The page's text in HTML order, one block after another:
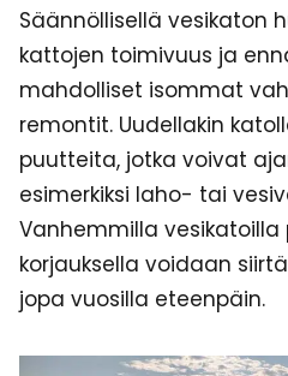
Säännöllisellä vesikaton
kattojen toimivuus ja
mahdolliset isommat
remontit. Uudellakin
puutteita, jotka voivat
esimerkiksi laho- tai
Vanhemmilla vesikatoilla
korjauksella voidaan
jopa vuosilla eteenpäin.